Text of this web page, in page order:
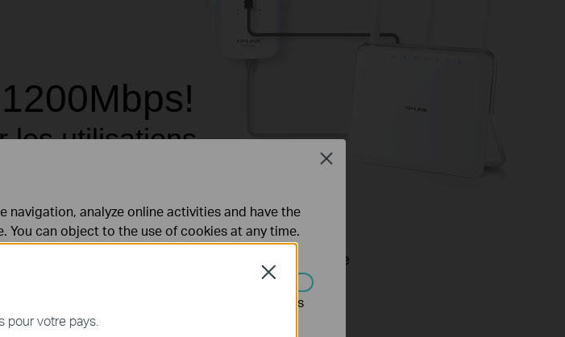
les utilisations
de bande
HomePlug AV2, le Kit TL-PA8030P de TP-LINK est le
génération d'adaptateurs CPL capables de
encore plus rapidement via un réseau électrique.
pour votre pays.
Close
analyze online activities and have the
You can object to the use of cookies at any time.
.Don’t show again
du site Web et ne peuvent pas être désactivés
Close